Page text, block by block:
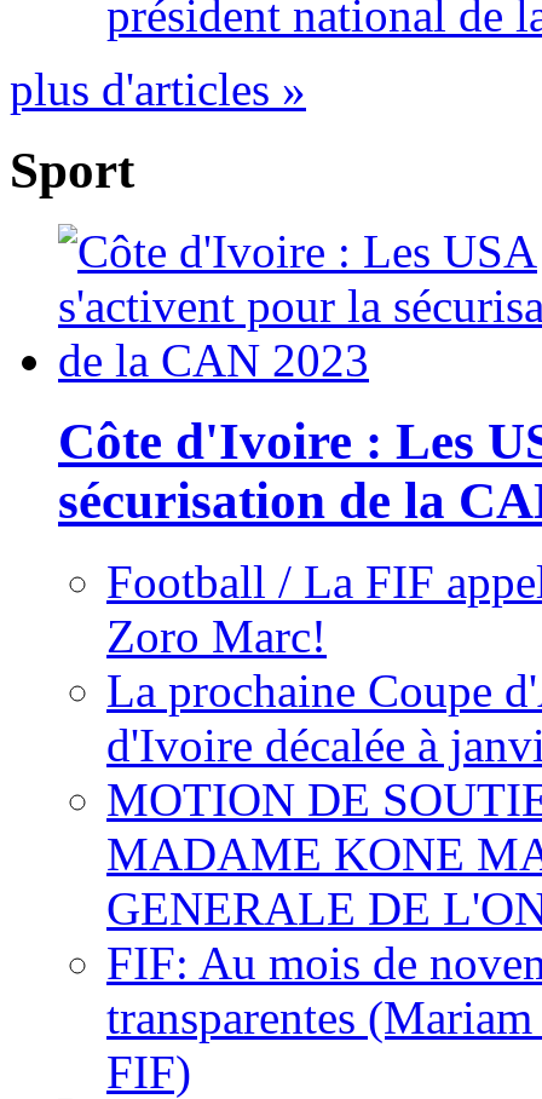
président national de
plus d'articles »
Sport
Côte d'Ivoire : Les
sécurisation de la
Football / La FIF
Zoro Marc!
La prochaine Coupe
d'Ivoire décalée à
MOTION DE
MADAME KONE
GENERALE DE
FIF: Au mois de
transparentes
FIF)